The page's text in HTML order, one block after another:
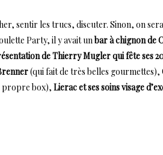
sentir les trucs, discuter. Sinon, on
Party, il y avait unbar à chignon de
de Thierry Mugler qui fête ses
(qui fait de très belles gourmettes),
propre box), Lierac et ses soins visage